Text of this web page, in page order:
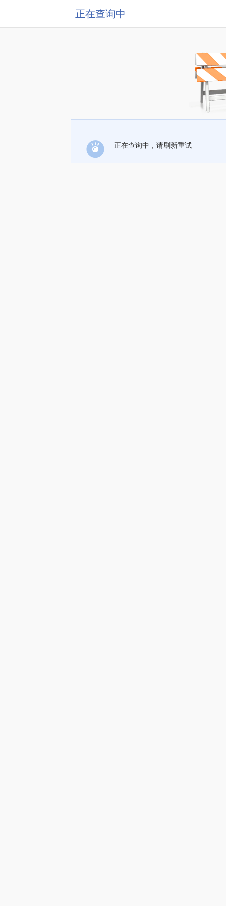
正在查询中
正在查询中，请刷新重试